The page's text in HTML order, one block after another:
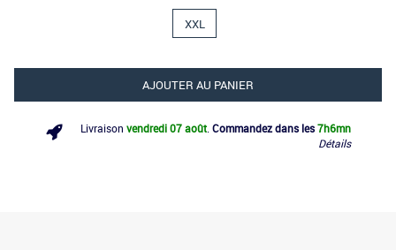
XXL
AJOUTER AU PANIER
Livraison vendredi 07 août. Commandez dans les 7h6mn
Détails